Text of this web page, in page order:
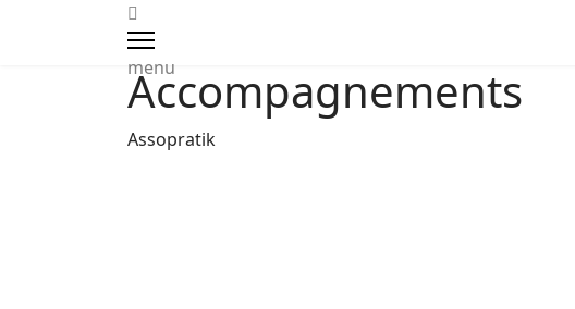
menu
Actions et accompagnements
Boîte à outils / ressources
Accompagnements
Assopratik